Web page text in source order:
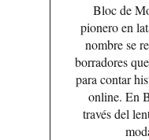
Bloc de
pionero en
nombre se
borradores
para contar
online. En
través del